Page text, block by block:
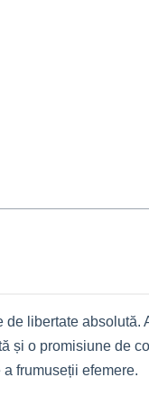
libertate
și o promisiune de
frumuseții efemere.